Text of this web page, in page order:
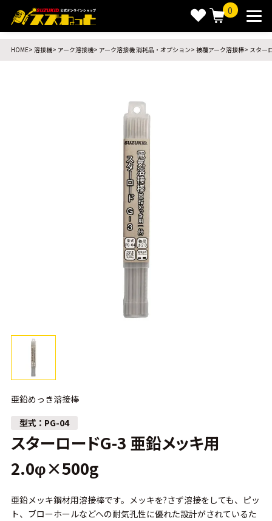
0
HOME 溶接機 アーク溶接機 アーク溶接機 消耗品・オプション 被覆アーク溶接棒 スター
亜鉛めっき溶接棒
PG-04
スターロードG-3 亜鉛メッキ用
2.0φ×500g
亜鉛メッキ鋼材用溶接棒です。メッキを?さず溶接をしても、ピッ
ト、ブローホールなどへの耐気孔性に優れた設計がされているた